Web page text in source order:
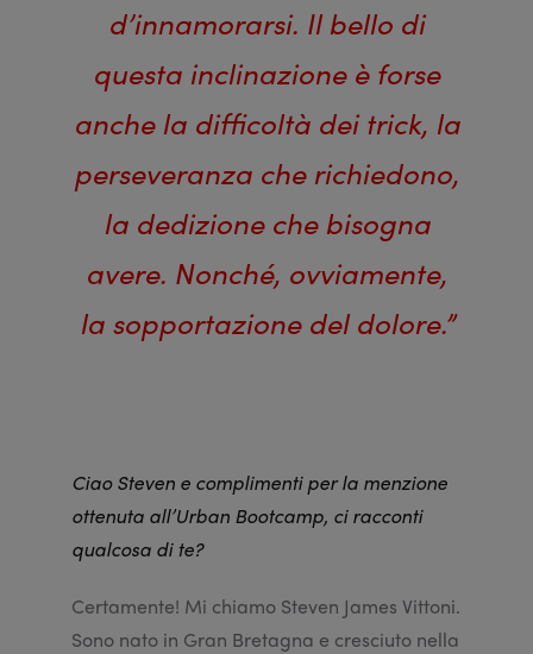
d’innamorarsi. Il bello di
questa inclinazione è forse
anche la difficoltà dei trick, la
perseveranza che richiedono,
la dedizione che bisogna
avere. Nonché, ovviamente,
la sopportazione del dolore.”
Ciao Steven e complimenti per la menzione
ottenuta all’Urban Bootcamp, ci racconti
qualcosa di te?
Certamente! Mi chiamo Steven James Vittoni.
Sono nato in Gran Bretagna e cresciuto nella